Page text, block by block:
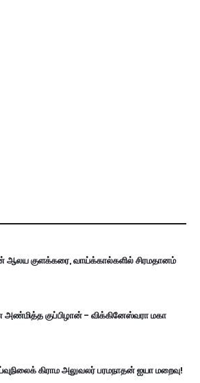
ஆலய குளக்கரை, வாய்க்கால்களில் சிரமதானம்
அண்மித்த குப்பிழான் - விக்கினேஸ்வரா மகா
கிராம அலுவலர் பரமநாதன் ஐயா மறைவு!